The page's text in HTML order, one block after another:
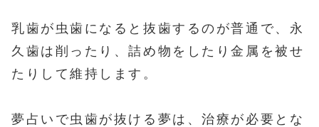
乳歯が虫歯になると抜歯するのが普通で、永
久歯は削ったり、詰め物をしたり金属を被せ
たりして維持します。
夢占いで虫歯が抜ける夢は、治療が必要とな